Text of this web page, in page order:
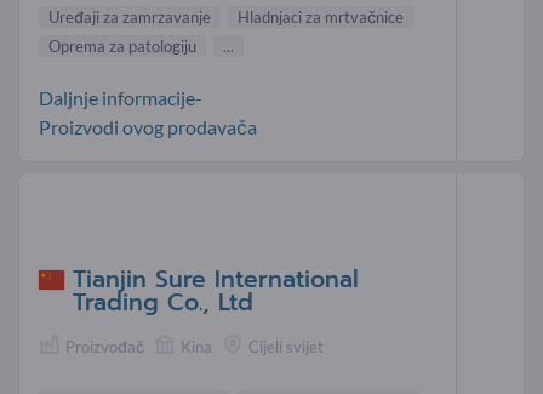
Uređaji za zamrzavanje
Hladnjaci za mrtvačnice
Oprema za patologiju
...
Daljnje informacije-
Proizvodi ovog prodavača
Tianjin Sure International
Trading Co., Ltd
Proizvođač Kina Cijeli svijet